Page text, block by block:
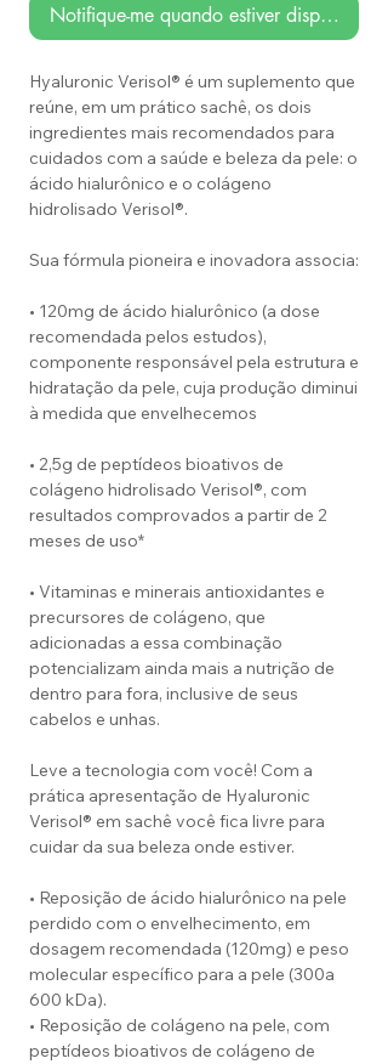
Notifique-me quando estiver disponível
Hyaluronic Verisol® é um suplemento que
reúne, em um prático sachê, os dois
ingredientes mais recomendados para
cuidados com a saúde e beleza da pele: o
ácido hialurônico e o colágeno
hidrolisado Verisol®.
Sua fórmula pioneira e inovadora associa:
• 120mg de ácido hialurônico (a dose
recomendada pelos estudos),
componente responsável pela estrutura e
hidratação da pele, cuja produção diminui
à medida que envelhecemos
• 2,5g de peptídeos bioativos de
colágeno hidrolisado Verisol®, com
resultados comprovados a partir de 2
meses de uso*
• Vitaminas e minerais antioxidantes e
precursores de colágeno, que
adicionadas a essa combinação
potencializam ainda mais a nutrição de
dentro para fora, inclusive de seus
cabelos e unhas.
Leve a tecnologia com você! Com a
prática apresentação de Hyaluronic
Verisol® em sachê você fica livre para
cuidar da sua beleza onde estiver.
• Reposição de ácido hialurônico na pele
perdido com o envelhecimento, em
dosagem recomendada (120mg) e peso
molecular específico para a pele (300a
600 kDa).
• Reposição de colágeno na pele, com
peptídeos bioativos de colágeno de